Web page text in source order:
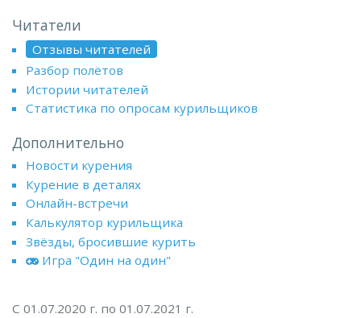
Читатели
Отзывы читателей
Разбор полётов
Истории читателей
Статистика по опросам курильщиков
Дополнительно
Новости курения
Курение в деталях
Онлайн-встречи
Калькулятор курильщика
Звёзды, бросившие курить
Игра "Один на один"
С 01.07.2020 г. по 01.07.2021 г.